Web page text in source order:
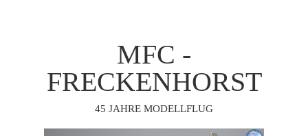
MFC -
FRECKENHORST
45 JAHRE MODELLFLUG